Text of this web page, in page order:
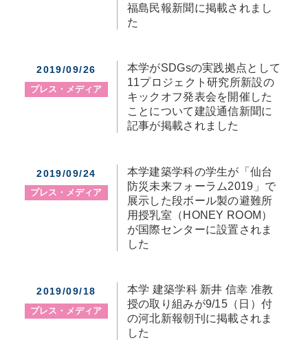
福島民報新聞に掲載されまし
た
2019/09/26
プレス・メディア
本学がSDGsの実践拠点として
11プロジェクト研究所新設の
キックオフ発表会を開催した
ことについて建設通信新聞に
記事が掲載されました
2019/09/24
プレス・メディア
本学建築学科の学生が「仙台
防災未来フォーラム2019」で
展示した段ボール製の避難所
用授乳室（HONEY ROOM）
が国際センターに設置されま
した
2019/09/18
プレス・メディア
本学 建築学科 新井 信幸 准教
授の取り組みが9/15（日）付
の河北新報朝刊に掲載されま
した